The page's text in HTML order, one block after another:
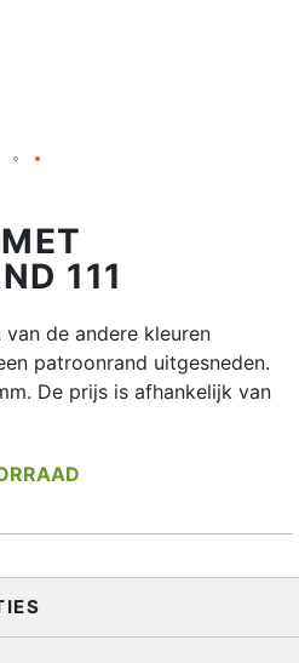
111
de andere kleuren
patroonrand uitgesneden.
De prijs is afhankelijk van